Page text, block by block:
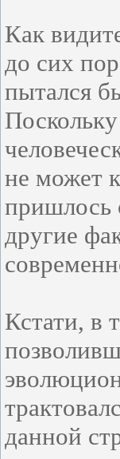
Как
до сих
пытался
не может
пришлось
другие
Кстати, в
данной